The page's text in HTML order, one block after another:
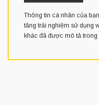
Thông tin cá nhân của
tăng trải nghiệm sử dụng
khác đã được mô tả trong